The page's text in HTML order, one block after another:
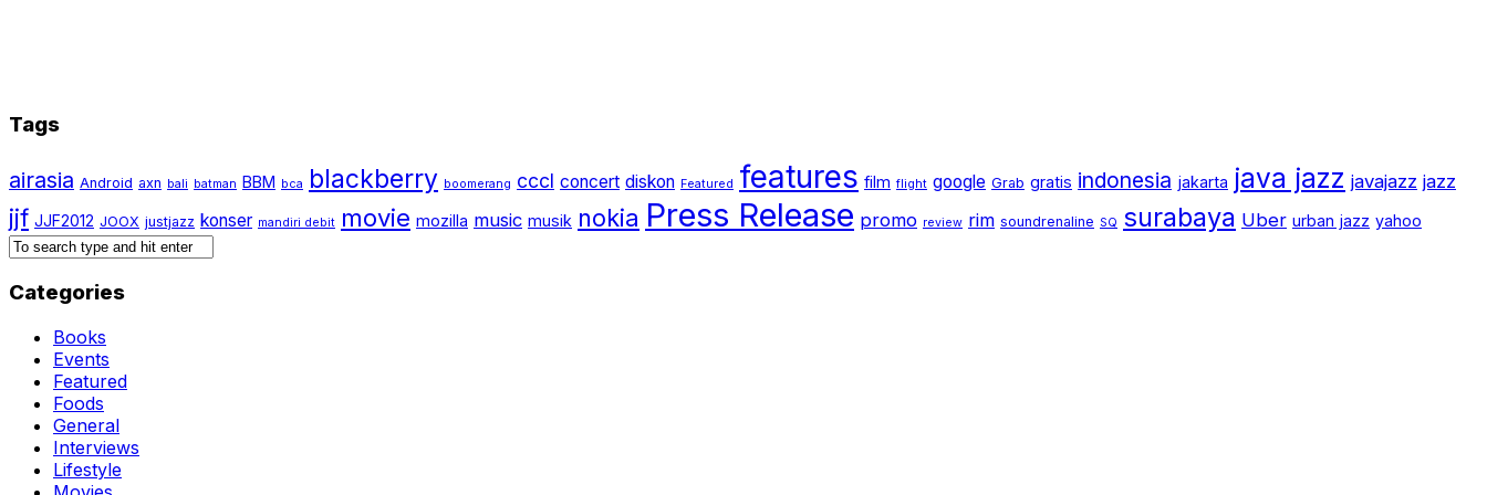
Tags
airasia Android axn bali batman BBM bca blackberry boomerang cccl concert diskon Featured features film flight google Grab gratis indonesia jakarta java jazz javajazz jazz
jjf JJF2012 JOOX justjazz konser mandiri debit movie mozilla music musik nokia Press Release promo review rim soundrenaline SQ surabaya Uber urban jazz yahoo
Categories
Books
Events
Featured
Foods
General
Interviews
Lifestyle